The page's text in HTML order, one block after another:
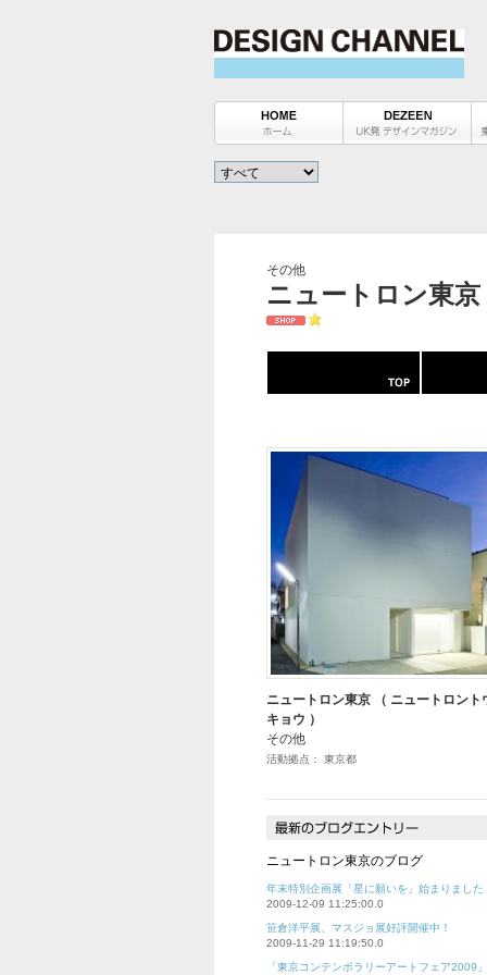
その他
ニュートロン東京
ニュートロン東京 （ ニュートロント
キョウ ）
その他
活動拠点： 東京都
ニュートロン東京のブログ
年末特別企画展「星に願いを」始まりました
2009-12-09 11:25:00.0
笹倉洋平展、マスジョ展好評開催中！
2009-11-29 11:19:50.0
「東京コンテンポラリーアートフェア2009